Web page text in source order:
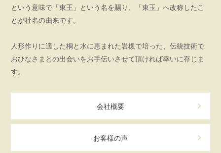
という意味で「東王」という名を賜り、「東玉」へ改称したこ
とが社名の由来です。
人形作りに適した桐と水に恵まれた岩槻で培った、伝統技術で
おひなさまとの出会いをお手伝いさせて頂ければ幸いに存じま
す。
会社概要
お客様の声